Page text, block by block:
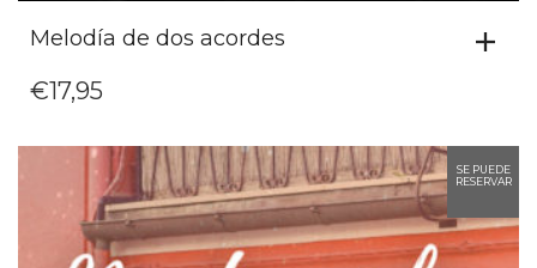
Melodía de dos acordes
€17,95
SE PUEDE
RESERVAR